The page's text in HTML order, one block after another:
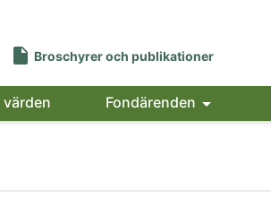
 Broschyrer och publikationer
värden Fondärenden 